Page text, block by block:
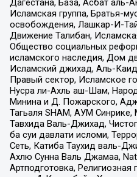
Дагестана, База, Асбат аль-
Исламская группа, Братья-
освобождения, Лашкар-И-
Движение Талибан,
Общество социальных
исламского наследия, Дом
Исламский джихад, Аль-
Правый сектор, Исламское
Нусра ли-Ахль аш-Шам,
Минина и Д. Пожарского,
Тагьаля SHAM, АУМ
Тавхида Валь-Джихад,
ба суи давлати исломи,
Сеть, Катиба Таухид валь-
Ахлю Сунна Валь Джамаа,
Артподготовка, Религиозная